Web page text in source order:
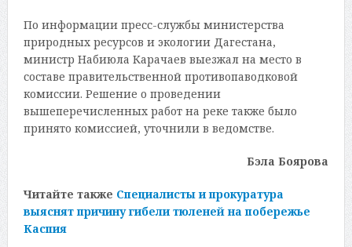
По информации пресс-службы министерства
природных ресурсов и экологии Дагестана,
министр Набиюла Карачаев выезжал на место в
составе правительственной противопаводковой
комиссии. Решение о проведении
вышеперечисленных работ на реке также было
принято комиссией, уточнили в ведомстве.
Бэла Боярова
Читайте также Специалисты и прокуратура
выяснят причину гибели тюленей на побережье
Каспия